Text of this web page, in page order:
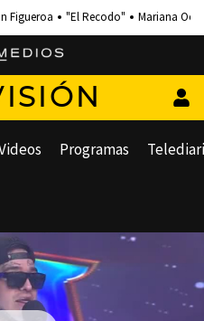
Figueroa "El Recodo" Mariana
Programas